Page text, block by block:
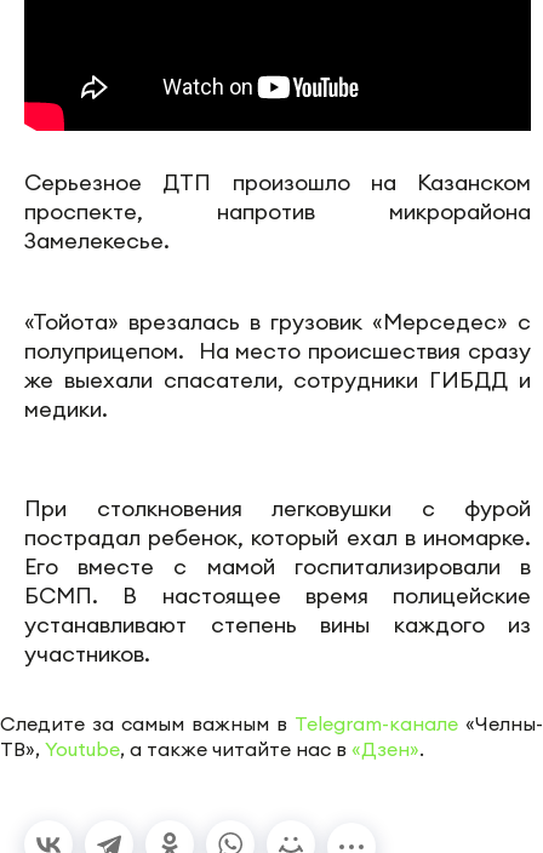
Серьезное ДТП произошло на Казанском
проспекте, напротив микрорайона
Замелекесье.
«Тойота» врезалась в грузовик «Мерседес» с
полуприцепом. На место происшествия сразу
же выехали спасатели, сотрудники ГИБДД и
медики.
При столкновения легковушки с фурой
пострадал ребенок, который ехал в иномарке.
Его вместе с мамой госпитализировали в
БСМП. В настоящее время полицейские
устанавливают степень вины каждого из
участников.
Следите за самым важным в Telegram-канале «Челны-
ТВ», Youtube, а также читайте нас в «Дзен».